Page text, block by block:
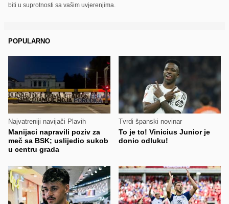
biti u suprotnosti sa vašim uvjerenjima.
POPULARNO
Najvatreniji navijači Plavih
Manijaci napravili poziv za
meč sa BSK; uslijedio sukob
u centru grada
Tvrdi španski novinar
To je to! Vinicius Junior je
donio odluku!